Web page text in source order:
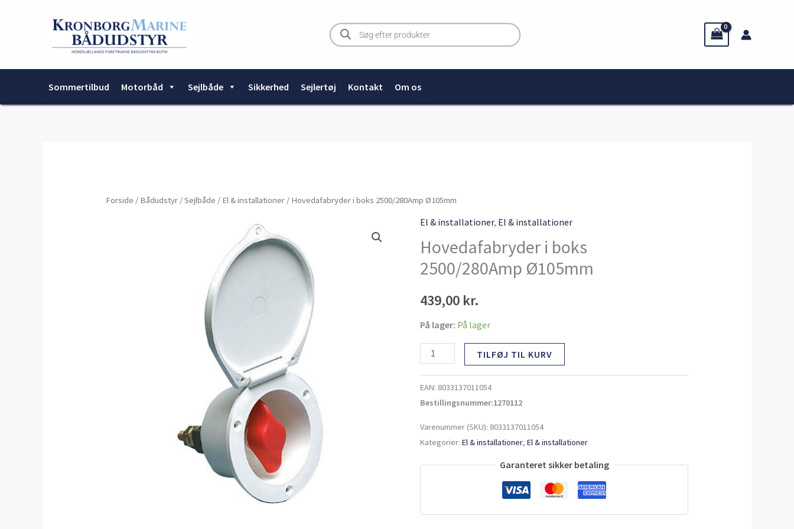
Products
search
Sommertilbud Motorbåd Sejlbåde Sikkerhed Sejlertøj Kontakt Om os
Forside / Bådudstyr/Sejlbåde / El & installationer/ Hovedafabryder i boks 2500/280Amp Ø105mm
El & installationer, El & installationer
Hovedafabryder i boks
2500/280Amp Ø105mm
439,00 kr.
På lager: På lager
Hovedafabryder
i
2500/280Amp
Ø105mm
TILFØJ TIL KURV
EAN: 8033137011054
Bestillingsnummer:1270112
Varenummer (SKU): 8033137011054
Kategorier:El & installationer,El & installationer
Garanteret sikker betaling